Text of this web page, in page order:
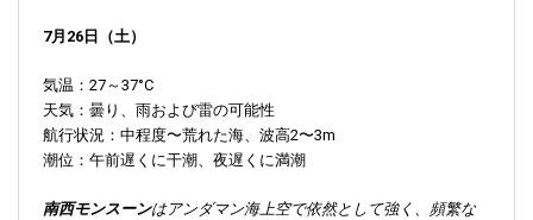
7月26日（土）
気温：27～37°C
天気：曇り、雨および雷の可能性
航行状況：中程度〜荒れた海、波高2〜3m
潮位：午前遅くに干潮、夜遅くに満潮
南西モンスーンはアンダマン海上空で依然として強く、頻繁な